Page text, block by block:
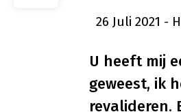
26 Juli 2021 -
U heeft mij
geweest, ik
revalideren.